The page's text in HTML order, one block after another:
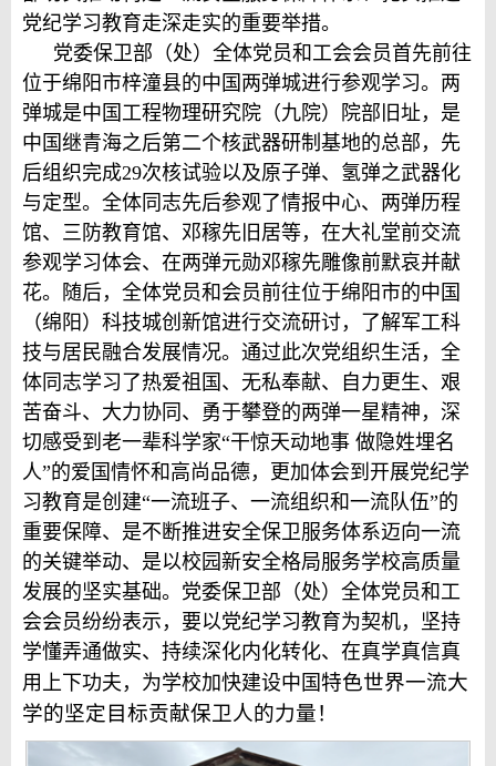
党纪学习教育走深走实的重要举措。
党委保卫部（处）全体党员和工会会员首先前往
位于绵阳市梓潼县的中国两弹城进行参观学习。两
弹城是中国工程物理研究院（九院）院部旧址，是
中国继青海之后第二个核武器研制基地的总部，先
后组织完成29次核试验以及原子弹、氢弹之武器化
与定型。全体同志先后参观了情报中心、两弹历程
馆、三防教育馆、邓稼先旧居等，在大礼堂前交流
参观学习体会、在两弹元勋邓稼先雕像前默哀并献
花。随后，全体党员和会员前往位于绵阳市的中国
（绵阳）科技城创新馆进行交流研讨，了解军工科
技与居民融合发展情况。通过此次党组织生活，全
体同志学习了热爱祖国、无私奉献、自力更生、艰
苦奋斗、大力协同、勇于攀登的两弹一星精神，深
切感受到老一辈科学家“干惊天动地事 做隐姓埋名
人”的爱国情怀和高尚品德，更加体会到开展党纪学
习教育是创建“一流班子、一流组织和一流队伍”的
重要保障、是不断推进安全保卫服务体系迈向一流
的关键举动、是以校园新安全格局服务学校高质量
发展的坚实基础。党委保卫部（处）全体党员和工
会会员纷纷表示，要以党纪学习教育为契机，坚持
学懂弄通做实、持续深化内化转化、在真学真信真
用上下功夫，为学校加快建设中国特色世界一流大
学的坚定目标贡献保卫人的力量！